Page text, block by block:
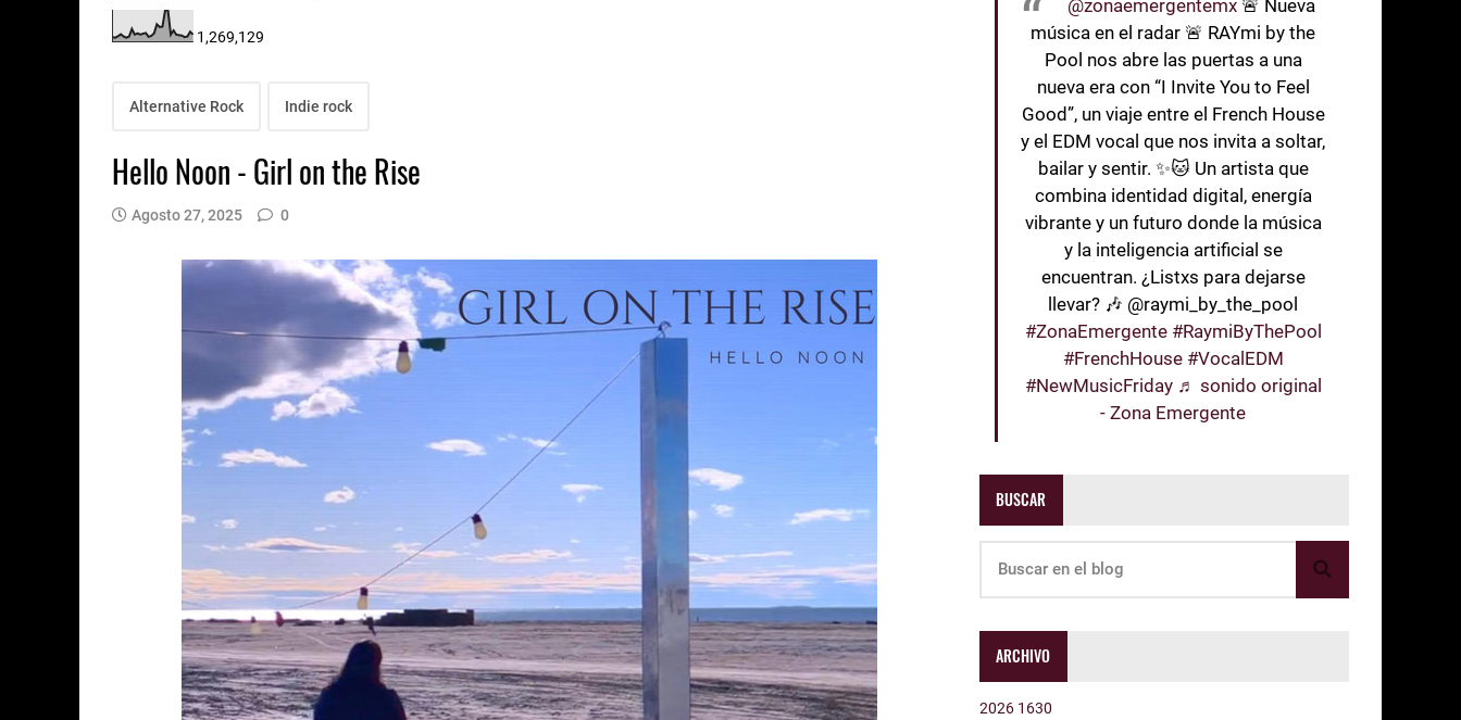
1,269,129
Alternative Rock Indie rock
Hello Noon - Girl on the Rise
Agosto 27, 2025 0
@zonaemergentemx 🚨 Nueva
música en el radar 🚨 RAYmi by the
Pool nos abre las puertas a una
nueva era con “I Invite You to Feel
Good”, un viaje entre el French House
y el EDM vocal que nos invita a soltar,
bailar y sentir. ✨🐱 Un artista que
combina identidad digital, energía
vibrante y un futuro donde la música
y la inteligencia artificial se
encuentran. ¿Listxs para dejarse
llevar? 🎶 @raymi_by_the_pool
#ZonaEmergente #RaymiByThePool
#FrenchHouse #VocalEDM
#NewMusicFriday ♬ sonido original
- Zona Emergente
BUSCAR
ARCHIVO
2026 1630